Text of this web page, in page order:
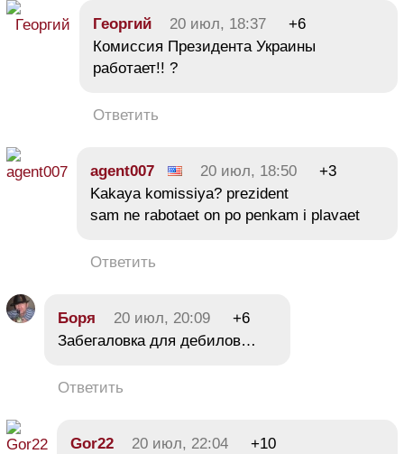
Георгий 20 июл, 18:37
+6
Комиссия Президента Украины
работает!! ?
Ответить
agent007 20 июл, 18:50
+3
Kakaya komissiya? prezident
sam ne rabotaet on po penkam i plavaet
Ответить
Боря 20 июл, 20:09
+6
Забегаловка для дебилов…
Ответить
Gor22 20 июл, 22:04
+10